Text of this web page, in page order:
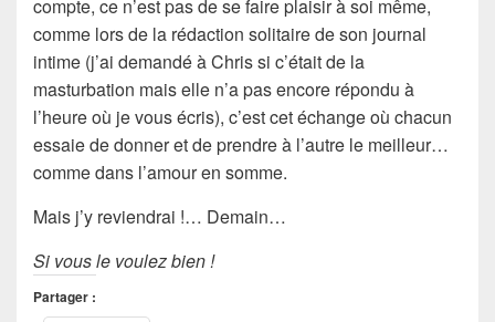
compte, ce n’est pas de se faire plaisir à soi même,
comme lors de la rédaction solitaire de son journal
intime (j’ai demandé à Chris si c’était de la
masturbation mais elle n’a pas encore répondu à
l’heure où je vous écris), c’est cetéchangeoù chacun
essaie de donner et de prendre à l’autre le meilleur…
comme dans l’amouren somme.
Mais j’y reviendrai !… Demain…
Si vous le voulez bien !
Partager :